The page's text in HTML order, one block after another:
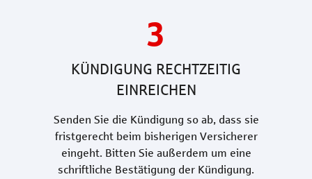
3
KÜNDIGUNG RECHTZEITIG
EINREICHEN
Senden Sie die Kündigung so ab, dass sie
fristgerecht beim bisherigen Versicherer
eingeht. Bitten Sie außerdem um eine
schriftliche Bestätigung der Kündigung.